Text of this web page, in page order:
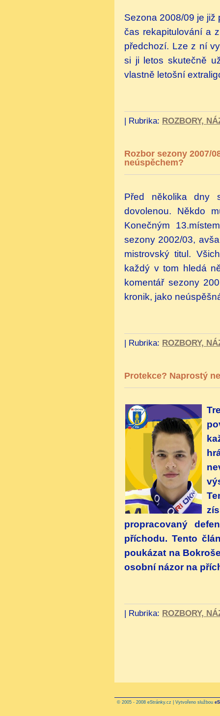
Sezona 2008/09 je
čas rekapitulování a
předchozí. Lze z ní
si ji letos skutečně
vlastně letošní
| Rubrika: ROZBORY,
Rozbor sezony 2007/
neúspěchem?
Před několika dny
dovolenou. Někdo
Konečným
sezony 2002/03,
mistrovský titul.
každý v tom hledá
komentář sezony
kronik, jako
| Rubrika: ROZBORY,
Protekce? Naprostý
propracovaný
příchodu. Tento
poukázat na
osobní názor na
| Rubrika: ROZBORY,
© 2005 - 2008 eStránky.cz | Vytvořeno službou